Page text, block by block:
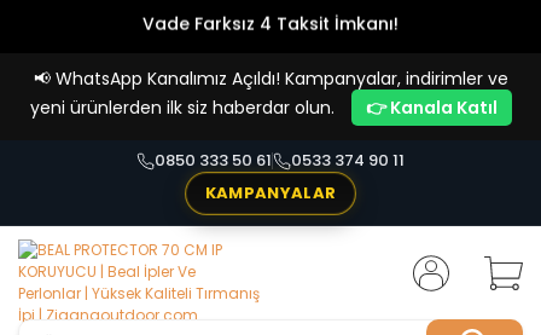
Vade Farksız 4 Taksit İmkanı!
📢 WhatsApp Kanalımız Açıldı! Kampanyalar, indirimler ve
yeni ürünlerden ilk siz haberdar olun.
👉 Kanala Katıl
0850 333 50 61
0533 374 90 11
KAMPANYALAR